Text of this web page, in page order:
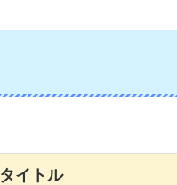
タイトル